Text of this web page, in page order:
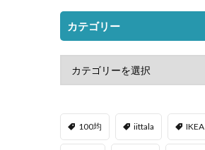
カテゴリー
100均 iittala IKEA